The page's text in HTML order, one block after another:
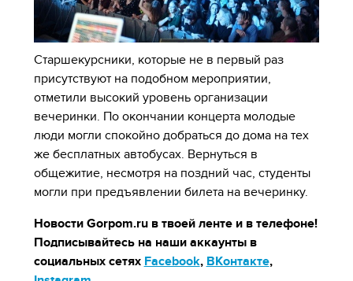
Старшекурсники, которые не в первый раз
присутствуют на подобном мероприятии,
отметили высокий уровень организации
вечеринки. По окончании концерта молодые
люди могли спокойно добраться до дома на тех
же бесплатных автобусах. Вернуться в
общежитие, несмотря на поздний час, студенты
могли при предъявлении билета на вечеринку.
Новости Gorpom.ru в твоей ленте и в телефоне!
Подписывайтесь на наши аккаунты в
социальных сетях Facebook, ВКонтакте,